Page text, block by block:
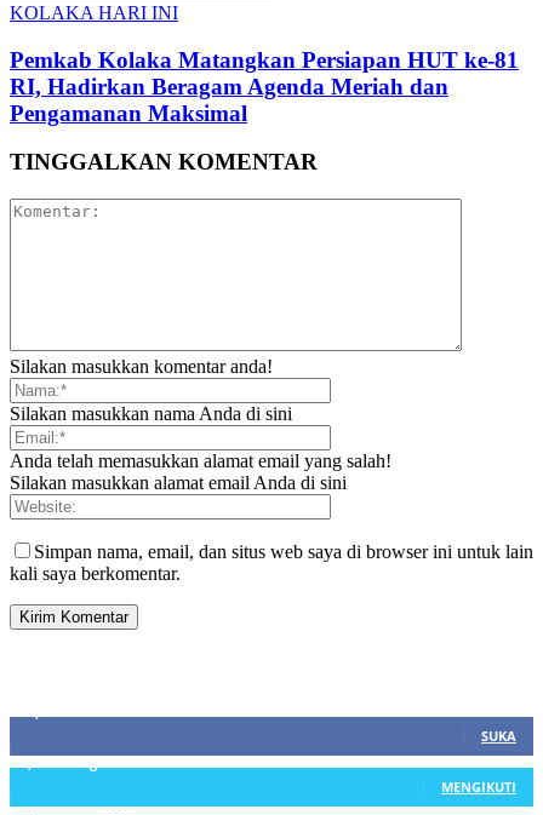
KOLAKA HARI INI
Pemkab Kolaka Matangkan Persiapan HUT ke-81
RI, Hadirkan Beragam Agenda Meriah dan
Pengamanan Maksimal
TINGGALKAN KOMENTAR
Silakan masukkan komentar anda!
Silakan masukkan nama Anda di sini
Anda telah memasukkan alamat email yang salah!
Silakan masukkan alamat email Anda di sini
Simpan nama, email, dan situs web saya di browser ini untuk lain
kali saya berkomentar.
SUKA
MENGIKUTI